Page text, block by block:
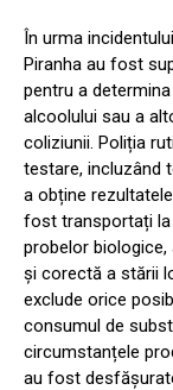
În urma
Piranha au fost
pentru a
alcoolului sau a
coliziunii. Poliția
testare, incluzând
a obține
fost transportați la
probelor
și corectă a stării
exclude orice
consumul de
circumstanțele
au fost